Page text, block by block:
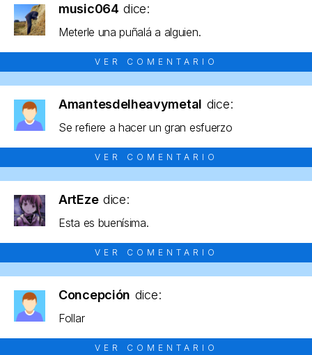
music064 dice:
Meterle una puñalá a alguien.
VER COMENTARIO
Amantesdelheavymetal dice:
Se refiere a hacer un gran esfuerzo
VER COMENTARIO
ArtEze dice:
Esta es buenísima.
VER COMENTARIO
Concepción dice:
Follar
VER COMENTARIO